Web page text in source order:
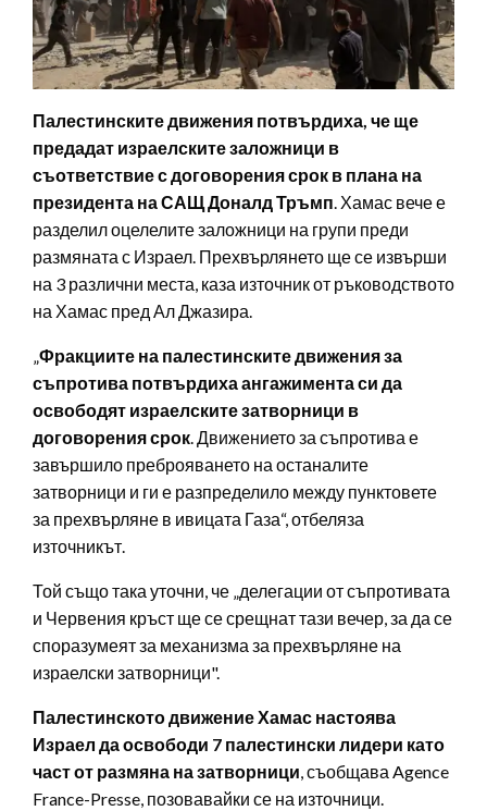
Палестинските движения потвърдиха, че ще
предадат израелските заложници в
съответствие с договорения срок в плана на
президента на САЩ Доналд Тръмп. Хамас вече е
разделил оцелелите заложници на групи преди
размяната с Израел. Прехвърлянето ще се извърши
на 3 различни места, каза източник от ръководството
на Хамас пред Ал Джазира.
„Фракциите на палестинските движения за
съпротива потвърдиха ангажимента си да
освободят израелските затворници в
договорения срок. Движението за съпротива е
завършило преброяването на останалите
затворници и ги е разпределило между пунктовете
за прехвърляне в ивицата Газа“, отбеляза
източникът.
Той също така уточни, че „делегации от съпротивата
и Червения кръст ще се срещнат тази вечер, за да се
споразумеят за механизма за прехвърляне на
израелски затворници".
Палестинското движение Хамас настоява
Израел да освободи 7 палестински лидери като
част от размяна на затворници, съобщава Agence
France-Presse, позовавайки се на източници.